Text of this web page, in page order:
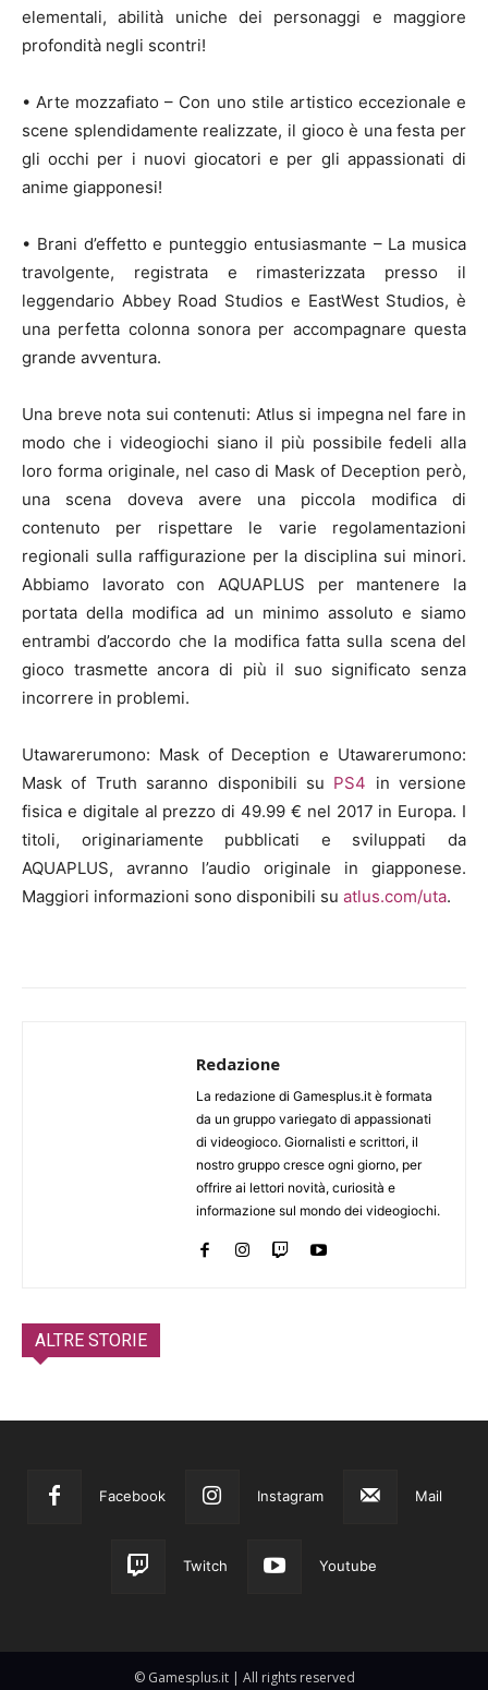
elementali, abilità uniche dei personaggi e maggiore
profondità negli scontri!
• Arte mozzafiato – Con uno stile artistico eccezionale e
scene splendidamente realizzate, il gioco è una festa per
gli occhi per i nuovi giocatori e per gli appassionati di
anime giapponesi!
• Brani d’effetto e punteggio entusiasmante – La musica
travolgente, registrata e rimasterizzata presso il
leggendario Abbey Road Studios e EastWest Studios, è
una perfetta colonna sonora per accompagnare questa
grande avventura.
Una breve nota sui contenuti: Atlus si impegna nel fare in
modo che i videogiochi siano il più possibile fedeli alla
loro forma originale, nel caso di Mask of Deception però,
una scena doveva avere una piccola modifica di
contenuto per rispettare le varie regolamentazioni
regionali sulla raffigurazione per la disciplina sui minori.
Abbiamo lavorato con AQUAPLUS per mantenere la
portata della modifica ad un minimo assoluto e siamo
entrambi d’accordo che la modifica fatta sulla scena del
gioco trasmette ancora di più il suo significato senza
incorrere in problemi.
Utawarerumono: Mask of Deception e Utawarerumono:
Mask of Truth saranno disponibili su PS4 in versione
fisica e digitale al prezzo di 49.99 € nel 2017 in Europa. I
titoli, originariamente pubblicati e sviluppati da
AQUAPLUS, avranno l’audio originale in giapponese.
Maggiori informazioni sono disponibili su atlus.com/uta.
Redazione
La redazione di Gamesplus.it è formata
da un gruppo variegato di appassionati
di videogioco. Giornalisti e scrittori, il
nostro gruppo cresce ogni giorno, per
offrire ai lettori novità, curiosità e
informazione sul mondo dei videogiochi.
ALTRE STORIE
Facebook Instagram Mail
Twitch Youtube
© Gamesplus.it | All rights reserved